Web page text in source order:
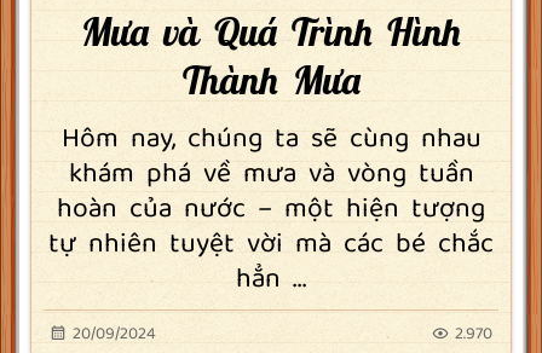
Mưa và Quá Trình Hình
Thành Mưa
Hôm nay, chúng ta sẽ cùng nhau
khám phá về mưa và vòng tuần
hoàn của nước – một hiện tượng
tự nhiên tuyệt vời mà các bé chắc
hẳn ...
20/09/2024 2.970